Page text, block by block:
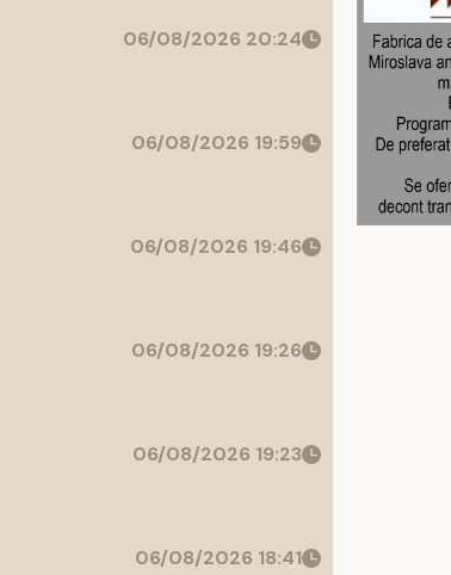
06/08/2026 20:24
06/08/2026 19:59
06/08/2026 19:46
06/08/2026 19:26
06/08/2026 19:23
06/08/2026 18:41